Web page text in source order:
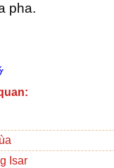
pha.
Isar